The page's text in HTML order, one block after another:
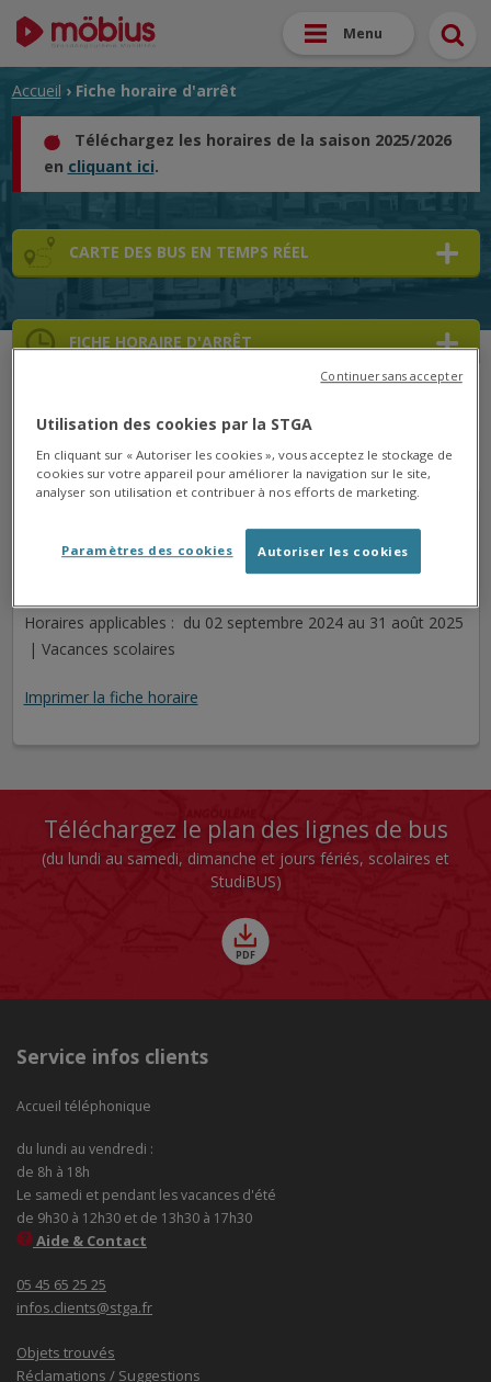
Menu
Accueil › Fiche horaire d'arrêt
Téléchargez les horaires de la saison 2025/2026
en cliquant ici.
CARTE DES BUS EN TEMPS RÉEL
FICHE HORAIRE D'ARRÊT
➜
➜
Cet arrêt n'est pas desservi pour le jour sélectionné.
Horaires applicables : du 02 septembre 2024 au 31 août 2025
| Vacances scolaires
Imprimer la fiche horaire
Téléchargez le plan des lignes de bus
(du lundi au samedi, dimanche et jours fériés, scolaires et
StudiBUS)
Service infos clients
Accueil téléphonique
du lundi au vendredi :
de 8h à 18h
Le samedi et pendant les vacances d'été
de 9h30 à 12h30 et de 13h30 à 17h30
Aide & Contact
05 45 65 25 25
infos.clients@stga.fr
Objets trouvés
Réclamations / Suggestions
Utilisation des cookies par la STGA
En cliquant sur « Autoriser les cookies », vous acceptez le stockage de
cookies sur votre appareil pour améliorer la navigation sur le site,
analyser son utilisation et contribuer à nos efforts de marketing.
Autoriser les cookies
Paramètres des cookies
Continuer sans accepter